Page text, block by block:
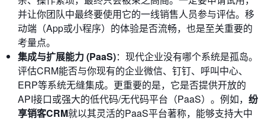
并让你团队中最终要使用它的一线销售人员参与评估。移
动端（App或小程序）的体验是否流畅，也是至关重要的
考量点。
集成与扩展能力 (PaaS)：现代企业没有哪个系统是孤岛。
评估CRM能否与你现有的企业微信、钉钉、呼叫中心、
ERP等系统无缝集成。更重要的是，它是否提供开放的
API接口或强大的低代码/无代码平台（PaaS）。例如， 纷
享销客CRM就以其灵活的PaaS平台著称，能够支持大中